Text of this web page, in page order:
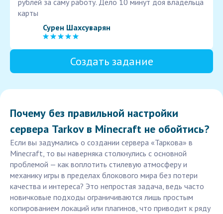
рублей за саму работу. Дело 10 минут доя владельца
карты
Сурен Шахсуварян
Создать задание
Почему без правильной настройки
сервера Tarkov в Minecraft не обойтись?
Если вы задумались о создании сервера «Таркова» в
Minecraft, то вы наверняка столкнулись с основной
проблемой — как воплотить стилевую атмосферу и
механику игры в пределах блокового мира без потери
качества и интереса? Это непростая задача, ведь часто
новичковые подходы ограничиваются лишь простым
копированием локаций или плагинов, что приводит к ряду